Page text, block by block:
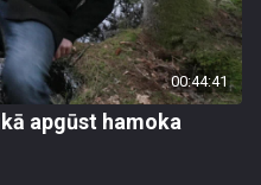
00:44:41
apgūst hamoka